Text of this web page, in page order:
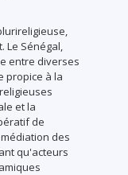
Le Sénégal,
entre diverses
propice à la
et la
de
des
qu'acteurs